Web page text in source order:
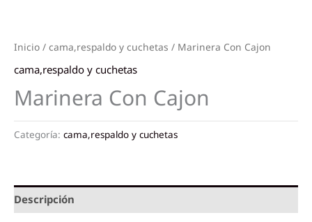
Inicio / cama,respaldo y cuchetas / Marinera Con Cajon
cama,respaldo y cuchetas
Marinera Con Cajon
Categoría: cama,respaldo y cuchetas
Descripción